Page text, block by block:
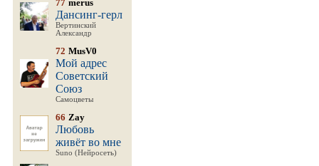
77 merus
Дансинг-герл
Вертинский
Александр
72 MusV0
Мой адрес
Советский
Союз
Самоцветы
66 Zay
Любовь
живёт во мне
Suno (Нейросеть)